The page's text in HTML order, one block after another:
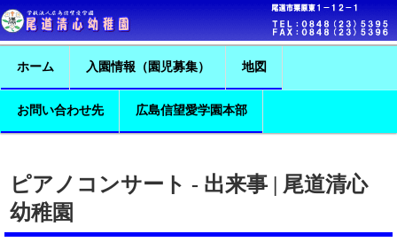
ホーム 入園情報（園児募集） 地図
お問い合わせ先 広島信望愛学園本部
ピアノコンサート - 出来事 | 尾道清心
幼稚園